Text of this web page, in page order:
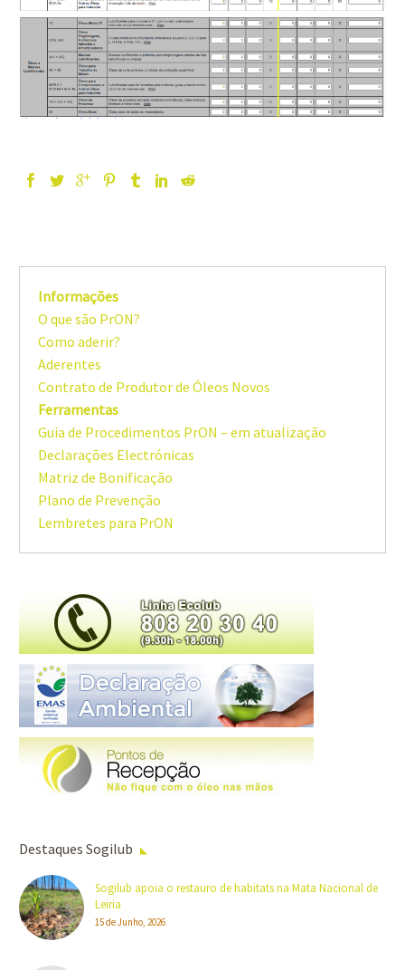
Informações
O que são PrON?
Como aderir?
Aderentes
Contrato de Produtor de Óleos Novos
Ferramentas
Guia de Procedimentos PrON – em atualização
Declarações Electrónicas
Matriz de Bonificação
Plano de Prevenção
Lembretes para PrON
Destaques Sogilub
Sogilub apoia o restauro de habitats na Mata Nacional de
Leiria
15 de Junho, 2026